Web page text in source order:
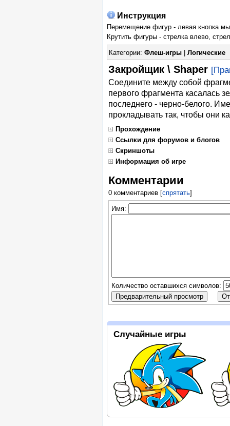
Инструкция
Перемещение фигур - левая кнопка
Крутить фигуры - стрелка влево,
Категории: Флеш-игры| Логические
Закройщик \ Shaper
Соедините между собой
первого фрагмента касалась
последнего - черно-белого.
прокладывать так, чтобы они
Прохождение
Ссылки для форумов и блогов
Скриншоты
Информация об игре
Комментарии
0 комментариев[спрятать]
Имя:
Количество оставшихся символов:
Случайные игры